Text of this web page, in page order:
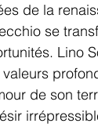
de la
se
Lino
de son